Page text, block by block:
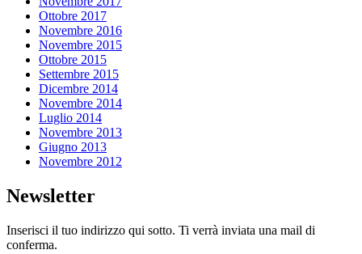
Ottobre 2017
Novembre 2016
Novembre 2015
Ottobre 2015
Settembre 2015
Dicembre 2014
Novembre 2014
Luglio 2014
Novembre 2013
Giugno 2013
Novembre 2012
Newsletter
Inserisci il tuo indirizzo qui sotto. Ti verrà inviata una mail di
conferma.